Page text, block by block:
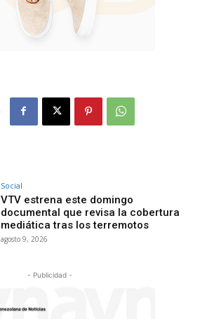
Social
VTV estrena este domingo
documental que revisa la cobertura
mediática tras los terremotos
agosto 9, 2026
- Publicidad -